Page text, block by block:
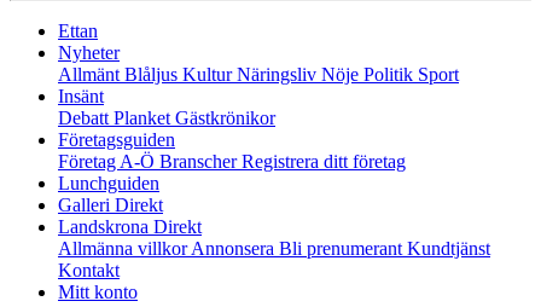
Ettan
Nyheter
Allmänt Blåljus KulturNäringsliv Nöje Politik Sport
Insänt
Debatt Planket Gästkrönikor
Företagsguiden
Företag A-Ö BranscherRegistrera ditt företag
Lunchguiden
Galleri Direkt
Landskrona Direkt
Allmänna villkorAnnonsera Bli prenumerant Kundtjänst
Kontakt
Mitt konto